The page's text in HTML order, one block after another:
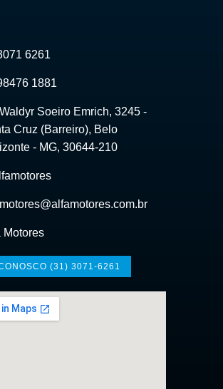
6261
1881
Soeiro Emrich, 3245 -
Cruz (Barreiro), Belo
- MG, 30644-210
Motores
(31) 3071-6261